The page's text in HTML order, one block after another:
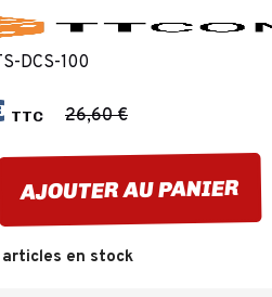
DCS-100
TTC 26,60 €
AJOUTER AU PANIER
en stock